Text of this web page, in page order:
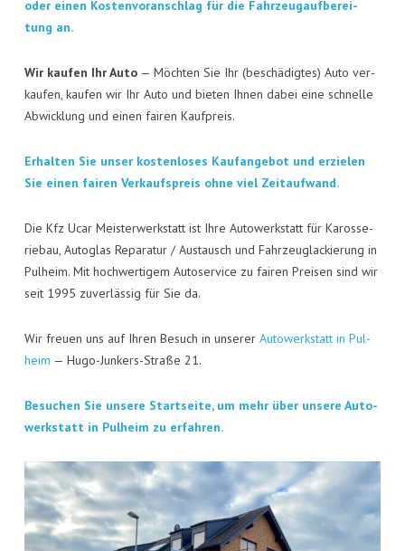
JOBS
oder einen Kos­ten­vor­anschlag für die Fahr­zeug­auf­be­rei­
tung an.
Wir kau­fen Ihr Auto— Möch­ten Sie Ihr (beschä­dig­tes) Auto ver­
kau­fen, kau­fen wir Ihr Auto und bie­ten Ihnen dabei eine schnel­le
Abwick­lung und einen fai­ren Kaufpreis.
Erhal­ten Sie unser kos­ten­lo­ses Kauf­an­ge­bot und erzie­len
Sie einen fai­ren Ver­kaufs­preis ohne viel Zeitaufwand.
Die Kfz Ucar Meis­ter­werk­statt ist Ihre Auto­werk­statt für Karos­se­
rie­bau, Auto­glas Repa­ra­tur / Aus­tausch und Fahr­zeug­la­ckie­rung in
Pul­heim. Mit hoch­wer­ti­gem Auto­ser­vice zu fai­ren Prei­sen sind wir
seit 1995 zuver­läs­sig für Sie da.
Wir freu­en uns auf Ihren Besuch in unse­rer Auto­werk­statt in Pul­
heim — Hugo-Jun­kers-Stra­ße 21.
Besu­chen Sie unse­re Start­sei­te, um mehr über unse­re Auto­
werk­statt in Pul­heim zu erfahren.